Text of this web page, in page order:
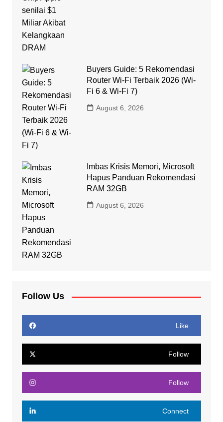
Buyers Guide: 5 Rekomendasi
Router Wi-Fi Terbaik 2026 (Wi-
Fi 6 & Wi-Fi 7)
August 6, 2026
Imbas Krisis Memori, Microsoft
Hapus Panduan Rekomendasi
RAM 32GB
August 6, 2026
Follow Us
Like
Follow
Follow
Connect